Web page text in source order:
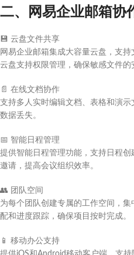
二、网易企业邮箱协
💾 云盘文件共享
网易企业邮箱集成大容量云盘，支
云盘支持权限管理，确保敏感文件的
📄 在线文档协作
支持多人实时编辑文档、表格和演
数据丢失。
📅 智能日程管理
提供智能日程管理功能，支持日程
邀请，提高会议组织效率。
👥 团队空间
为每个团队创建专属的工作空间，
配和进度跟踪，确保项目按时完成。
📱
移动办公支持